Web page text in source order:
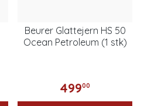
Beurer Glattejern HS 50
Ocean Petroleum (1 stk)
49900